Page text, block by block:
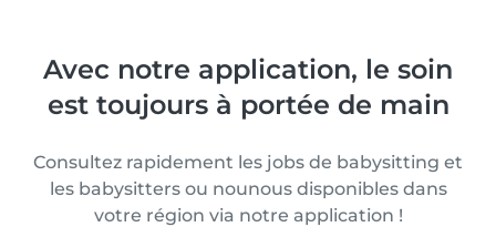
Avec notre application, le soin
est toujours à portée de main
Consultez rapidement les jobs de babysitting et
les babysitters ou nounous disponibles dans
votre région via notre application !